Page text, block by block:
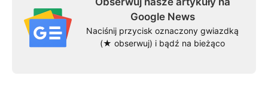
Google News
Naciśnij przycisk oznaczony gwiazdką
(★ obserwuj) i bądź na bieżąco